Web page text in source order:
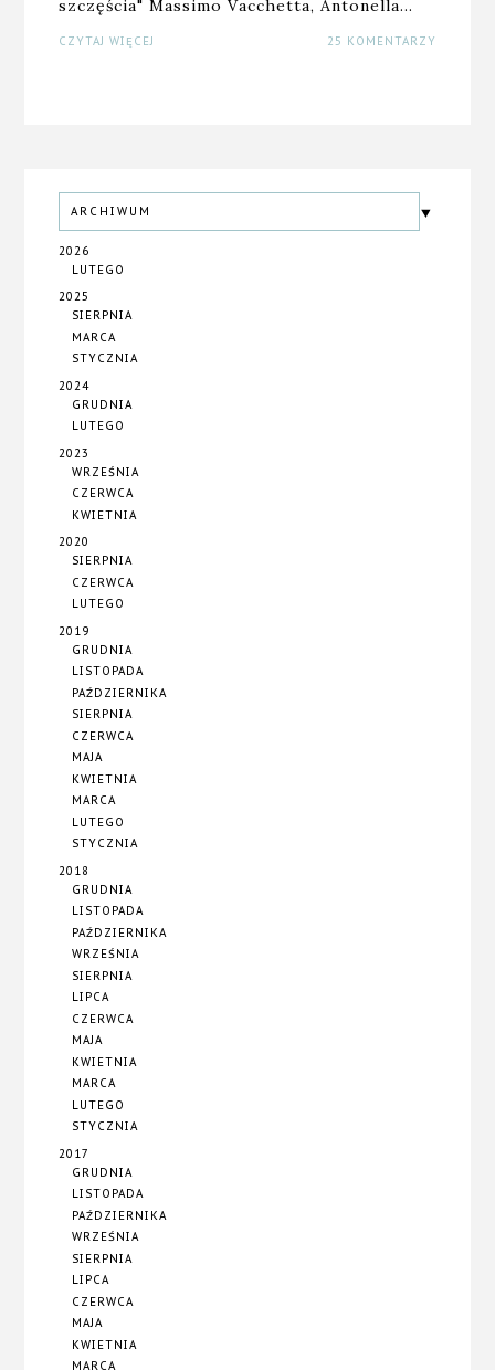
szczęścia" Massimo Vacchetta, Antonella…
CZYTAJ WIĘCEJ 25 KOMENTARZY
ARCHIWUM
2026
LUTEGO
2025
SIERPNIA
MARCA
STYCZNIA
2024
GRUDNIA
LUTEGO
2023
WRZEŚNIA
CZERWCA
KWIETNIA
2020
SIERPNIA
CZERWCA
LUTEGO
2019
GRUDNIA
LISTOPADA
PAŹDZIERNIKA
SIERPNIA
CZERWCA
MAJA
KWIETNIA
MARCA
LUTEGO
STYCZNIA
2018
GRUDNIA
LISTOPADA
PAŹDZIERNIKA
WRZEŚNIA
SIERPNIA
LIPCA
CZERWCA
MAJA
KWIETNIA
MARCA
LUTEGO
STYCZNIA
2017
GRUDNIA
LISTOPADA
PAŹDZIERNIKA
WRZEŚNIA
SIERPNIA
LIPCA
CZERWCA
MAJA
KWIETNIA
MARCA